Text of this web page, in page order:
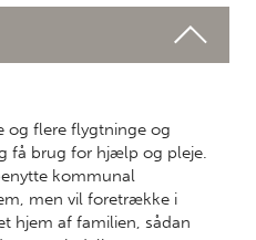
og flere flygtninge og
få brug for hjælp og pleje.
kommunal
men vil foretrække i
hjem af familien, sådan